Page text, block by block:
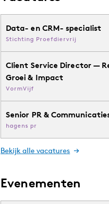
Data- en CRM- specialist
Stichting Proefdiervrij
Client Service Director —
Groei & Impact
VormVijf
Senior PR &
hagens pr
Bekijk alle vacatures
Evenementen